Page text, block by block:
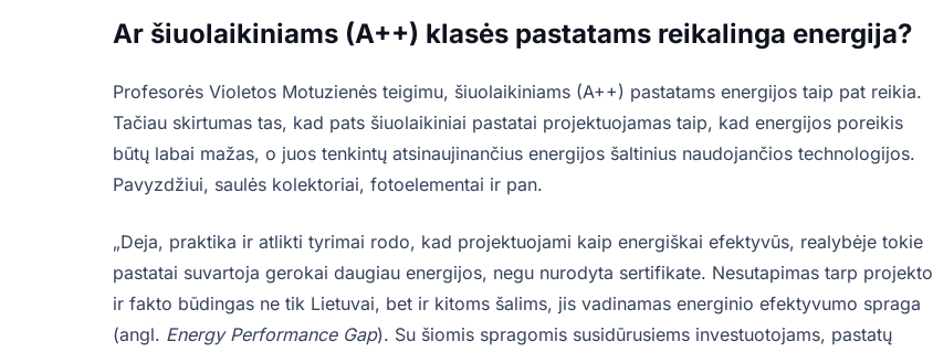
Ar šiuolaikiniams (A++) klasės pastatams reikalinga energija?
Profesorės Violetos Motuzienės teigimu, šiuolaikiniams (A++) pastatams energijos taip pat reikia.
Tačiau skirtumas tas, kad pats šiuolaikiniai pastatai projektuojamas taip, kad energijos poreikis
būtų labai mažas, o juos tenkintų atsinaujinančius energijos šaltinius naudojančios technologijos.
Pavyzdžiui, saulės kolektoriai, fotoelementai ir pan.
„Deja, praktika ir atlikti tyrimai rodo, kad projektuojami kaip energiškai efektyvūs, realybėje tokie
pastatai suvartoja gerokai daugiau energijos, negu nurodyta sertifikate. Nesutapimas tarp projekto
ir fakto būdingas ne tik Lietuvai, bet ir kitoms šalims, jis vadinamas energinio efektyvumo spraga
(angl. Energy Performance Gap). Su šiomis spragomis susidūrusiems investuotojams, pastatų